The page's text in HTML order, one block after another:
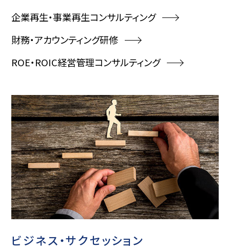
企業再生・事業再生コンサルティング
財務・アカウンティング研修
ROE・ROIC経営管理コンサルティング
ビジネス・サクセッション